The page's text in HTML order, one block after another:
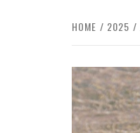
HOME 2025